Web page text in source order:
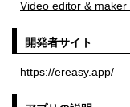
Video editor & maker
開発者サイト
https://ereasy.app/